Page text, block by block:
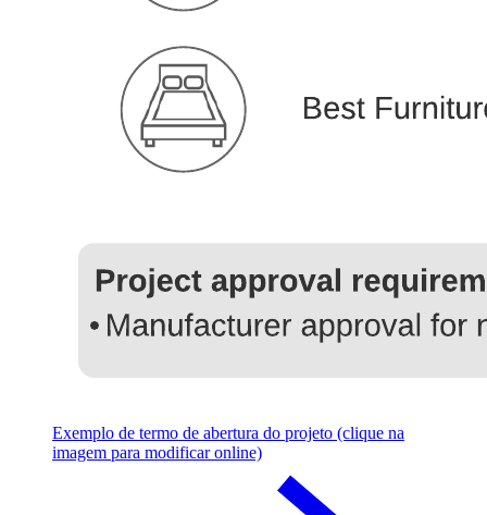
Exemplo de termo de abertura do projeto (clique na
imagem para modificar online)